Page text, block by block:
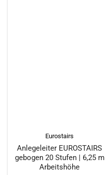
Eurostairs
Anlegeleiter EUROSTAIRS
gebogen 20 Stufen | 6,25 m
Arbeitshöhe